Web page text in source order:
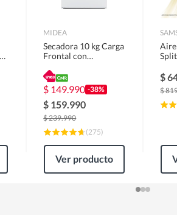
MIDEA
Secadora 10 kg Carga
Frontal con
MD100A100/W2
$ 149.990 -38%
$ 159.990
$239.990
(275)
Ver producto
$
$